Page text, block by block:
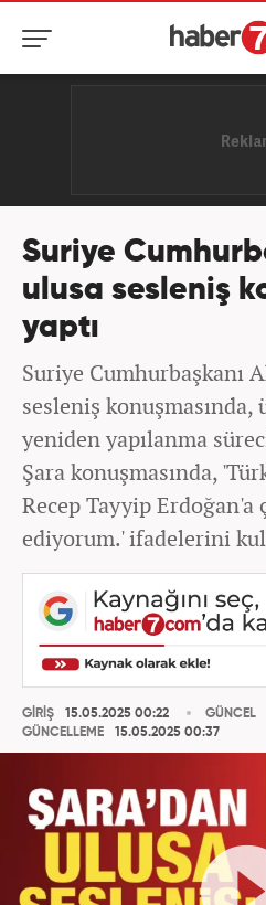
Suriye
ulusa sesleniş
yaptı
Suriye Cumhurbaşkanı
sesleniş
yeniden yapılanma
Şara konuşmasında,
Recep Tayyip Erdoğan'a
ediyorum.' ifadelerini
GİRİŞ
15.05.2025 00:22
GÜNCELLEME
15.05.2025 00:37
GÜNCEL